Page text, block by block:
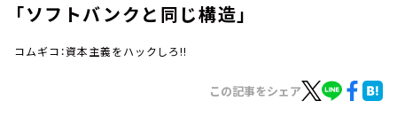
「ソフトバンクと同じ構造」
コムギコ：資本主義をハックしろ!!
この記事をシェア